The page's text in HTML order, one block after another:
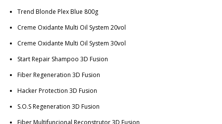
Trend Blonde Plex Blue 800g
Creme Oxidante Multi Oil System 20vol
Creme Oxidante Multi Oil System 30vol
Start Repair Shampoo 3D Fusion
Fiber Regeneration 3D Fusion
Hacker Protection 3D Fusion
S.O.S Regeneration 3D Fusion
Fiber Multifuncional Reconstrutor 3D Fusion